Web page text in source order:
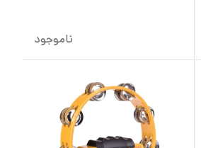
ناموجود